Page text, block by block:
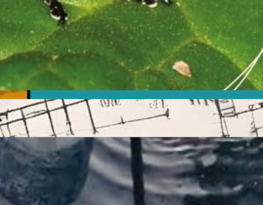
PORTADA), que capta y mide la radiación
inglés:Photosynthetically
Active Radiation ) proveniente de todas las
fotosintéticos como el fitoplancton o las
macroalgas.
En el mar, el radiómetro se sumerge a distintas
Esos valores pueden variar según la estación del año,
la nubosidad, la profundidad y con la presencia de
glaciares. Con la ayuda del radiómetro podemos
fotosintéticamente activa en el mar y cuánta luz
reciben las microalgas para fotosintetizar. Ésta no sólo
fitoplancton, sino también en la transferencia de
él y, en consecuencia, a toda la cadena alimenticia.